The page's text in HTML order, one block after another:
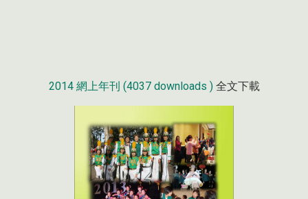
2014 網上年刊 (4037 downloads ) 全文下載